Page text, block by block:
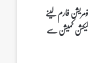
فارم لینے
کمیشن سے